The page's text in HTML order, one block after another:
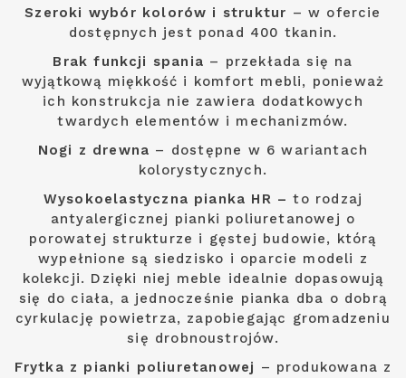
Szeroki wybór kolorów i struktur – w ofercie
dostępnych jest ponad 400 tkanin.
Brak funkcji spania – przekłada się na
wyjątkową miękkość i komfort mebli, ponieważ
ich konstrukcja nie zawiera dodatkowych
twardych elementów i mechanizmów.
Nogi z drewna – dostępne w 6 wariantach
kolorystycznych.
Wysokoelastyczna pianka HR –to rodzaj
antyalergicznej pianki poliuretanowej o
porowatej strukturze i gęstej budowie, którą
wypełnione są siedzisko i oparcie modeli z
kolekcji. Dzięki niej meble idealnie dopasowują
się do ciała, a jednocześnie pianka dba o dobrą
cyrkulację powietrza, zapobiegając gromadzeniu
się drobnoustrojów.
Frytka z pianki poliuretanowej – produkowana z